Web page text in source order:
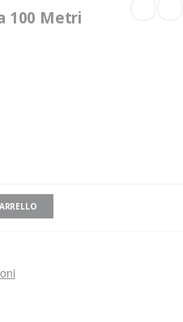
100 Metri